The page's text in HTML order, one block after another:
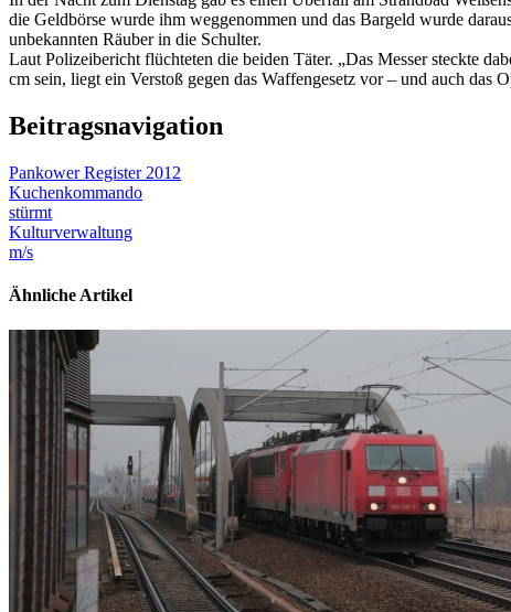
die Geldbörse wurde ihm weggenommen und das Bargeld wurde
unbekannten Räuber in die Schulter.
Laut Polizeibericht flüchteten die beiden Täter. „Das Messer steckte
cm sein, liegt ein Verstoß gegen das Waffengesetz vor – und auch das
Beitragsnavigation
Pankower Register 2012
Kuchenkommando
stürmt
Kulturverwaltung
m/s
Ähnliche Artikel